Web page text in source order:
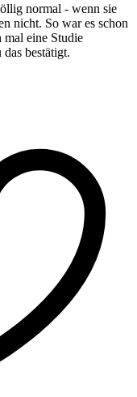
normal - wenn sie
nicht. So war es schon
eine Studie
bestätigt.